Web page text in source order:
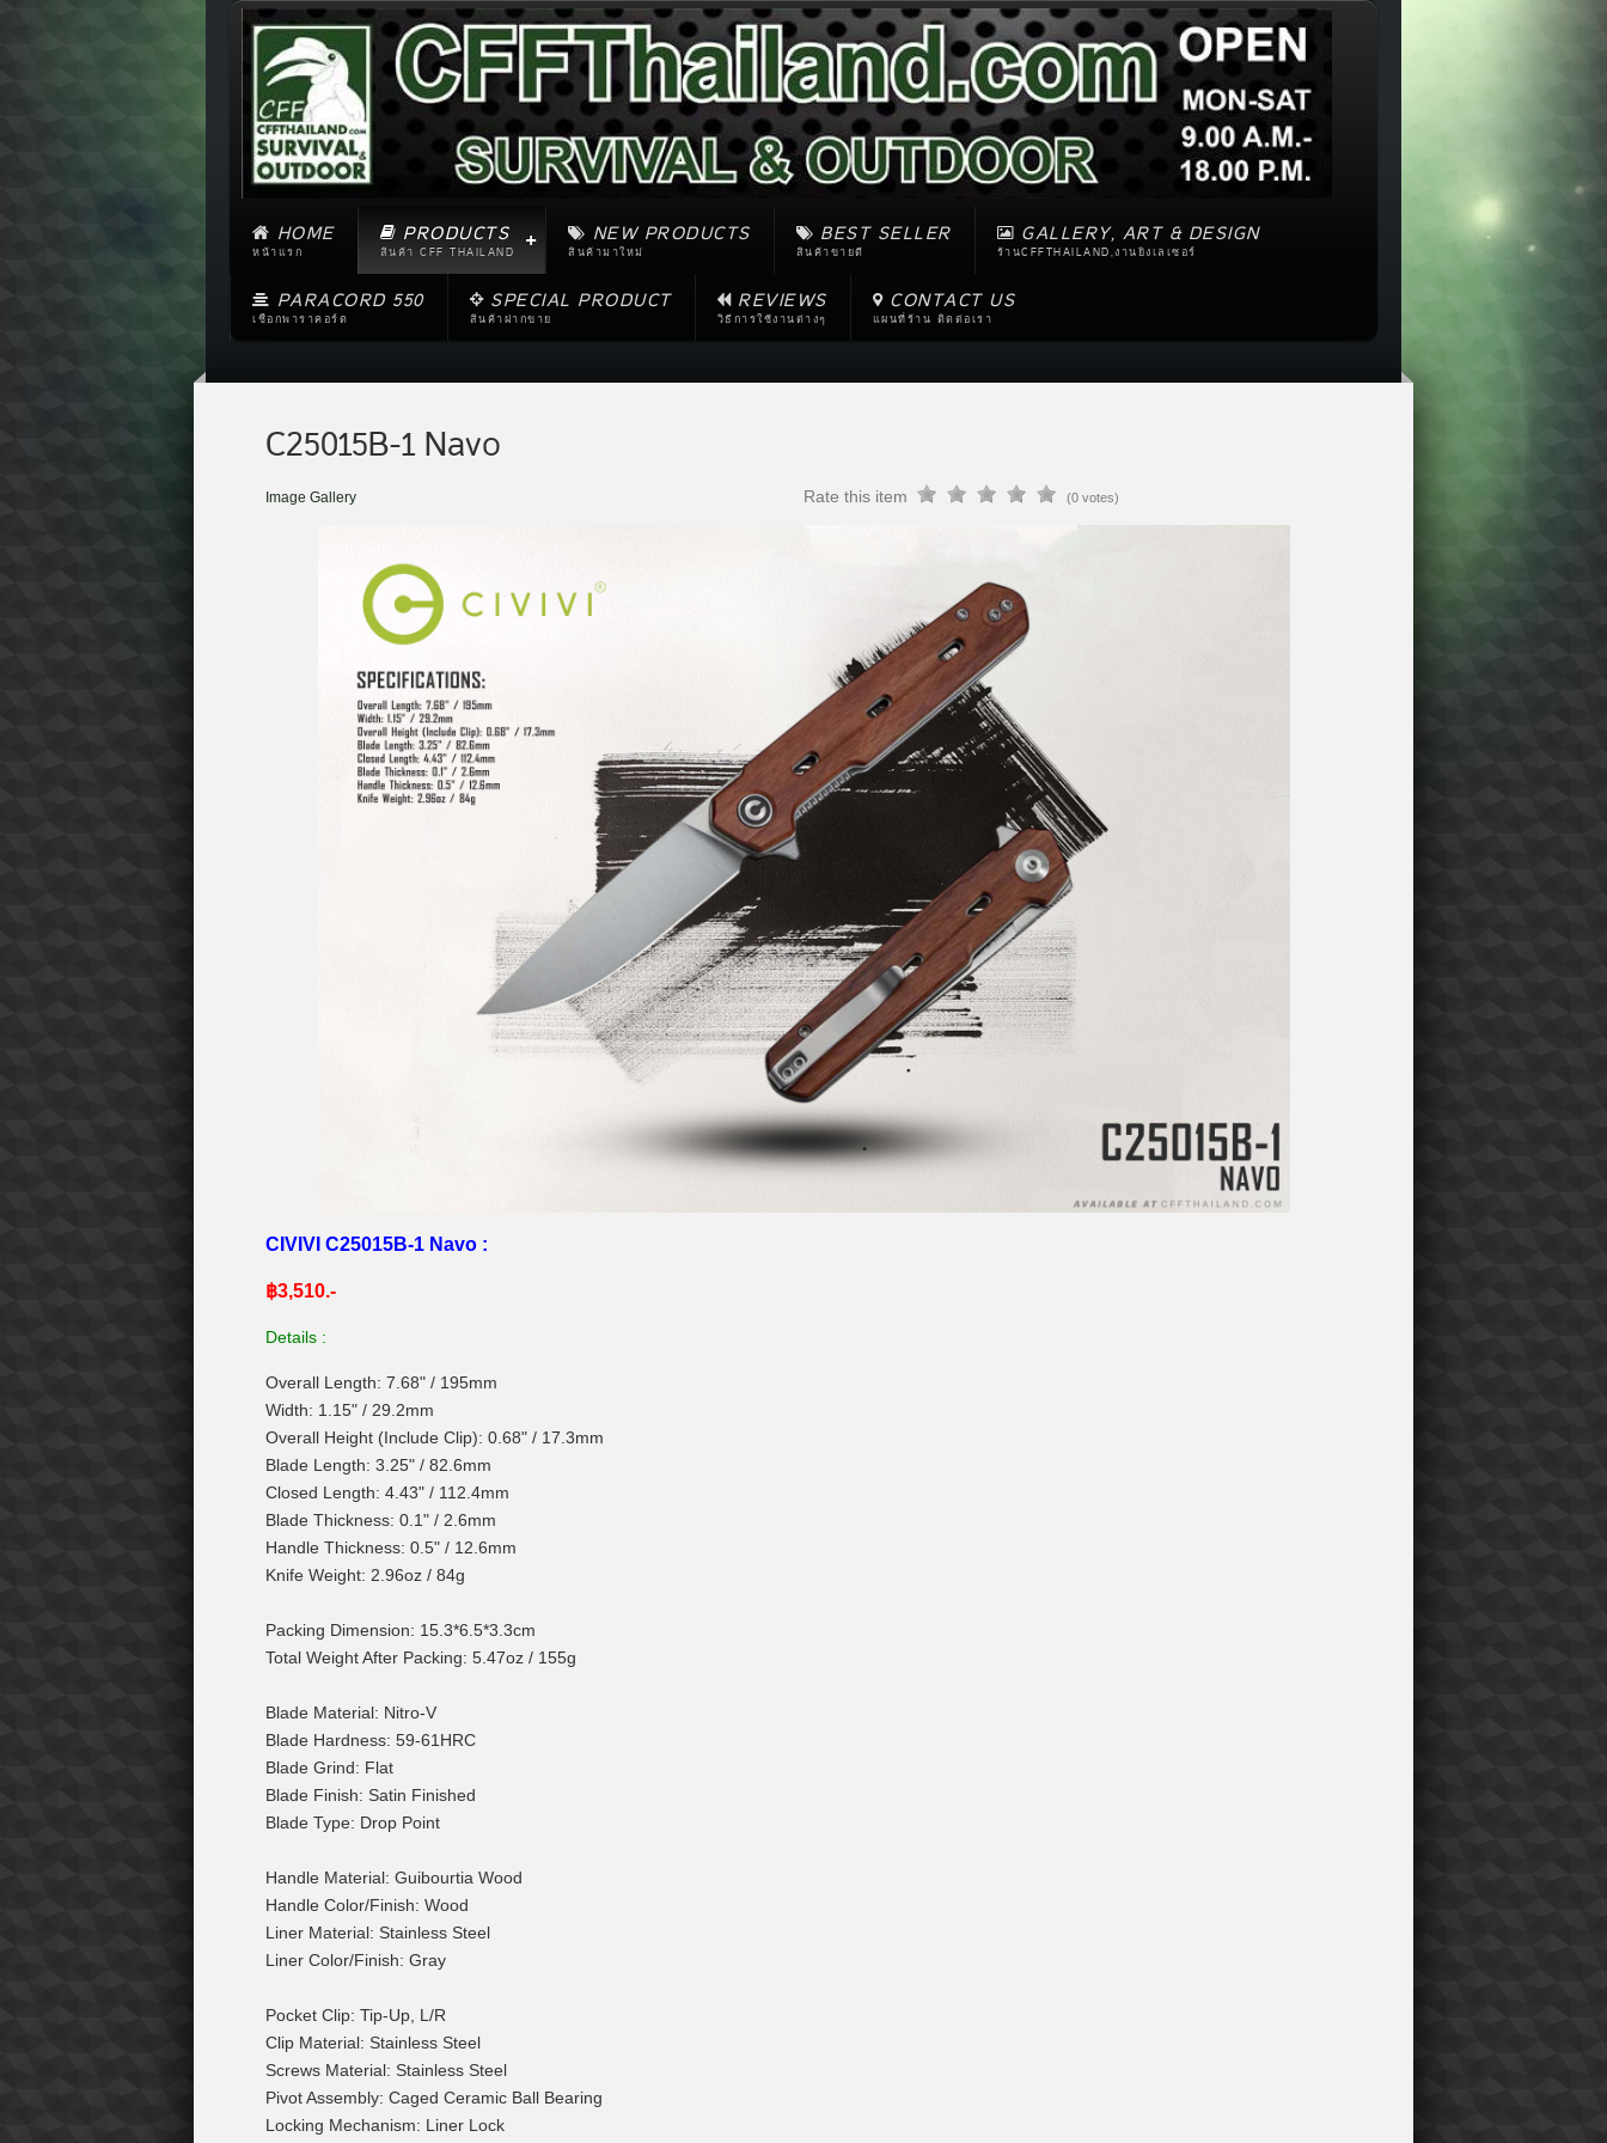
HOME
หน้าแรก
PRODUCTS
สินค้า CFF THAILAND
NEW PRODUCTS
สินค้ามาใหม่
BEST SELLER
สินค้าขายดี
GALLERY, ART & DESIGN
ร้านCFFTHAILAND,งานยิงเลเซอร์
PARACORD 550
เชือกพาราคอร์ด
SPECIAL PRODUCT
สินค้าฝากขาย
REVIEWS
วิธีการใช้งานต่างๆ
CONTACT US
แผนที่ร้าน ติดต่อเรา
C25015B-1 Navo
Image Gallery Rate this item (0 votes)
CIVIVI C25015B-1 Navo :
฿3,510.-
Details :
Overall Length: 7.68" / 195mm
Width: 1.15" / 29.2mm
Overall Height (Include Clip): 0.68" / 17.3mm
Blade Length: 3.25" / 82.6mm
Closed Length: 4.43" / 112.4mm
Blade Thickness: 0.1" / 2.6mm
Handle Thickness: 0.5" / 12.6mm
Knife Weight: 2.96oz / 84g
Packing Dimension: 15.3*6.5*3.3cm
Total Weight After Packing: 5.47oz / 155g
Blade Material: Nitro-V
Blade Hardness: 59-61HRC
Blade Grind: Flat
Blade Finish: Satin Finished
Blade Type: Drop Point
Handle Material: Guibourtia Wood
Handle Color/Finish: Wood
Liner Material: Stainless Steel
Liner Color/Finish: Gray
Pocket Clip: Tip-Up, L/R
Clip Material: Stainless Steel
Screws Material: Stainless Steel
Pivot Assembly: Caged Ceramic Ball Bearing
Locking Mechanism: Liner Lock